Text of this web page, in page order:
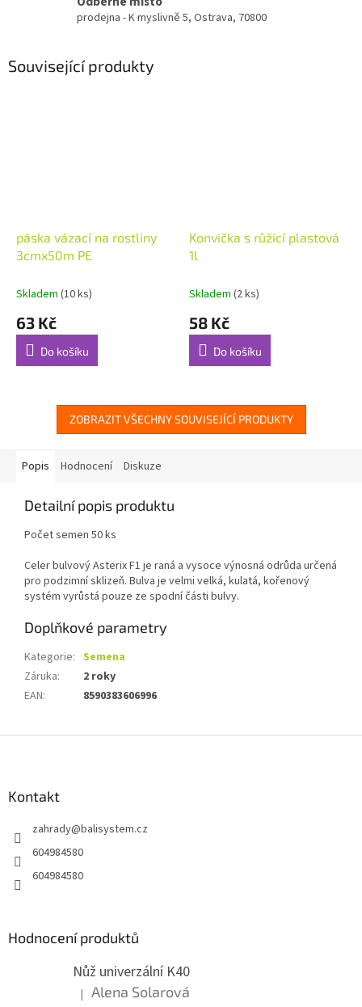
prodejna - K myslivně 5, Ostrava, 70800
Související produkty
páska vázací na rostliny
3cmx50m PE
Skladem (10 ks)
63 Kč
Do košíku
Konvička s růžicí plastová
1l
Skladem (2 ks)
58 Kč
Do košíku
ZOBRAZIT VŠECHNY SOUVISEJÍCÍ PRODUKTY
Popis Hodnocení Diskuze
Detailní popis produktu
Počet semen 50 ks
Celer bulvový Asterix F1 je raná a vysoce výnosná odrůda určená
pro podzimní sklizeň. Bulva je velmi velká, kulatá, kořenový
systém vyrůstá pouze ze spodní části bulvy.
Doplňkové parametry
Kategorie: Semena
Záruka:
2 roky
EAN: 8590383606996
Kontakt
zahrady@balisystem.cz
604984580
604984580
Hodnocení produktů
Nůž univerzální K40
Hodnocení produktu je 5 z 5 hvězdiček.
| Alena Solarová